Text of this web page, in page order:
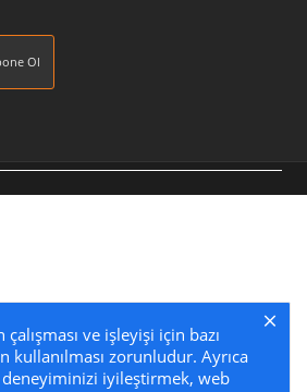
Ol
çalışması ve işleyişi için bazı
kullanılması zorunludur. Ayrıca
deneyiminizi iyileştirmek, web